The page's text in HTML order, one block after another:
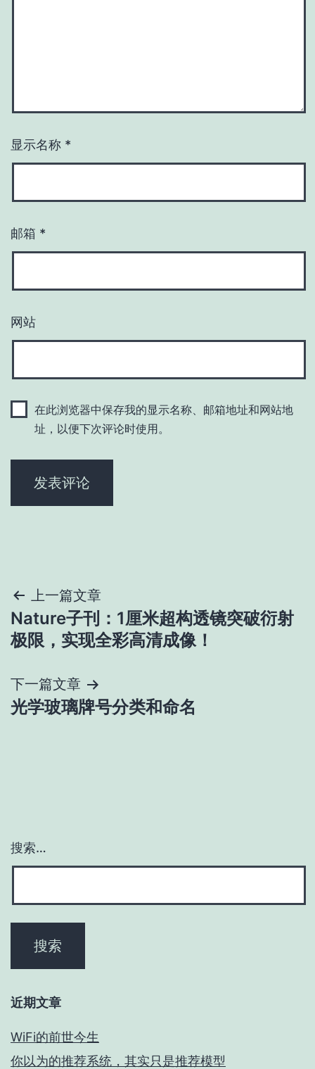
显示名称 *
邮箱 *
网站
在此浏览器中保存我的显示名称、邮箱地址和网站地
址，以便下次评论时使用。
文
章
航
上一篇文章
Nature子刊：1厘米超构透镜突破衍射
极限，实现全彩高清成像！
下一篇文章
光学玻璃牌号分类和命名
搜索…
近期文章
WiFi的前世今生
你以为的推荐系统，其实只是推荐模型